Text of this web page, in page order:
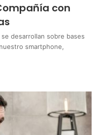
con
desarrollan sobre bases
smartphone,